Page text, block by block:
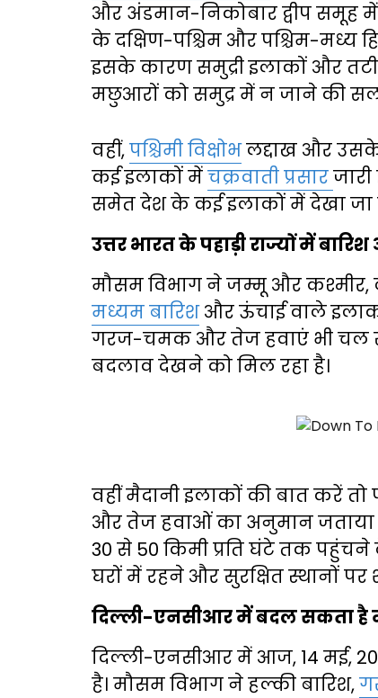
और अंडमान-निकोबार द्वीप समूह
के दक्षिण-पश्चिम और पश्चिम-मध्य
इसके कारण समुद्री इलाकों और
मछुआरों को समुद्र में न जाने की
वहीं,पश्चिमी विक्षोभलद्दाख और
कई इलाकों मेंचक्रवाती प्रसार
समेत देश के कई इलाकों में देखा जा
उत्तर भारत के पहाड़ी राज्यों में
मौसम विभाग ने जम्मू और कश्मीर,
मध्यम बारिशऔर ऊंचाई वाले
गरज-चमक और तेज हवाएं भी चल
बदलाव देखने को मिल रहा है।
वहीं मैदानी इलाकों की बात करें
और तेज हवाओं का अनुमान जताया
30 से 50 किमी प्रति घंटे तक
घरों में रहने और सुरक्षित स्थानों
दिल्ली-एनसीआर में बदल सकता है
दिल्ली-एनसीआर में आज, 14 मई,
है। मौसम विभाग ने हल्की बारिश,